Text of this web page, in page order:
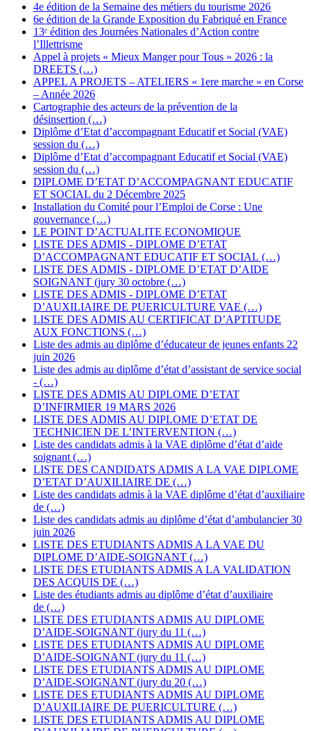
4e édition de la Semaine des métiers du tourisme 2026
6e édition de la Grande Exposition du Fabriqué en France
13ᵉ édition des Journées Nationales d’Action contre
l’Illettrisme
Appel à projets « Mieux Manger pour Tous » 2026 : la
DREETS (…)
APPEL A PROJETS – ATELIERS « 1ere marche » en Corse
– Année 2026
Cartographie des acteurs de la prévention de la
désinsertion (…)
Diplôme d’Etat d’accompagnant Educatif et Social (VAE)
session du (…)
Diplôme d’Etat d’accompagnant Educatif et Social (VAE)
session du (…)
DIPLOME D’ETAT D’ACCOMPAGNANT EDUCATIF
ET SOCIAL du 2 Décembre 2025
Installation du Comité pour l’Emploi de Corse : Une
gouvernance (…)
LE POINT D’ACTUALITE ECONOMIQUE
LISTE DES ADMIS - DIPLOME D’ETAT
D’ACCOMPAGNANT EDUCATIF ET SOCIAL (…)
LISTE DES ADMIS - DIPLOME D’ETAT D’AIDE
SOIGNANT (jury 30 octobre (…)
LISTE DES ADMIS - DIPLOME D’ETAT
D’AUXILIAIRE DE PUERICULTURE VAE (…)
LISTE DES ADMIS AU CERTIFICAT D’APTITUDE
AUX FONCTIONS (…)
Liste des admis au diplôme d’éducateur de jeunes enfants 22
juin 2026
Liste des admis au diplôme d’état d’assistant de service social
- (…)
LISTE DES ADMIS AU DIPLOME D’ETAT
D’INFIRMIER 19 MARS 2026
LISTE DES ADMIS AU DIPLOME D’ETAT DE
TECHNICIEN DE L’INTERVENTION (…)
Liste des candidats admis à la VAE diplôme d’état d’aide
soignant (…)
LISTE DES CANDIDATS ADMIS A LA VAE DIPLOME
D’ETAT D’AUXILIAIRE DE (…)
Liste des candidats admis à la VAE diplôme d’état d’auxiliaire
de (…)
Liste des candidats admis au diplôme d’état d’ambulancier 30
juin 2026
LISTE DES ETUDIANTS ADMIS A LA VAE DU
DIPLOME D’AIDE-SOIGNANT (…)
LISTE DES ETUDIANTS ADMIS A LA VALIDATION
DES ACQUIS DE (…)
Liste des étudiants admis au diplôme d’état d’auxiliaire
de (…)
LISTE DES ETUDIANTS ADMIS AU DIPLOME
D’AIDE-SOIGNANT (jury du 11 (…)
LISTE DES ETUDIANTS ADMIS AU DIPLOME
D’AIDE-SOIGNANT (jury du 11 (…)
LISTE DES ETUDIANTS ADMIS AU DIPLOME
D’AIDE-SOIGNANT (jury du 20 (…)
LISTE DES ETUDIANTS ADMIS AU DIPLOME
D’AUXILIAIRE DE PUERICULTURE (…)
LISTE DES ETUDIANTS ADMIS AU DIPLOME